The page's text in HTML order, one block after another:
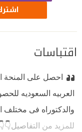
اقتباسات
احصل على المنحة
العربيه السعوديه
والدكتوراه فى مختلف
للمزيد من